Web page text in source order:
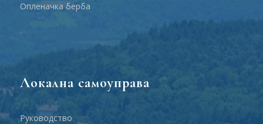
Опленачка берба
Локална самоуправа
Руководство